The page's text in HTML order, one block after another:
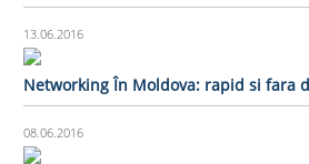
13.06.2016
Networking În Moldova: rapid si fara
08.06.2016